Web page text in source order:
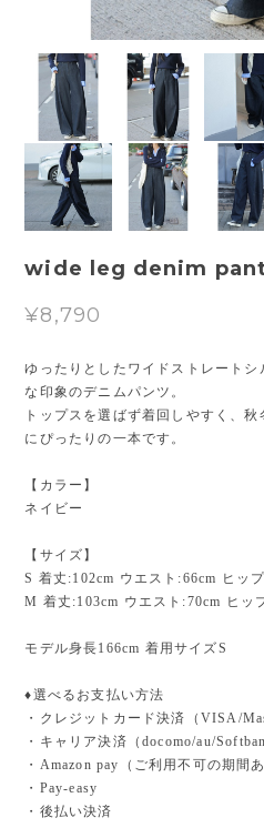
wide leg denim
¥8,790
ゆったりとしたワイドストレート
な印象のデニムパンツ。
トップスを選ばず着回しやすく、
にぴったりの一本です。
【カラー】
ネイビー
【サイズ】
S 着丈:102cm ウエスト:66cm ヒッ
M 着丈:103cm ウエスト:70cm ヒッ
モデル身長166cm 着用サイズS
♦︎選べるお支払い方法
・クレジットカード決済（VISA/
・キャリア決済（docomo/au/
・Amazon pay（ご利用不可の期間あ
・Pay-easy
・後払い決済